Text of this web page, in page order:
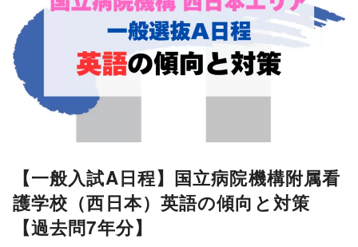
【一般入試A日程】国立病院機構附属看
護学校（西日本）英語の傾向と対策
【過去問7年分】